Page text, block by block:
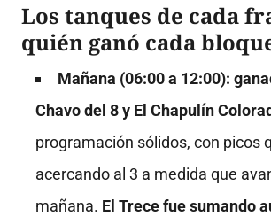
Los tanques de cada
quién ganó cada
Mañana (06:00 a 12:00):
Chavo del 8 y El Chapulín
programación sólidos, con picos
acercando al 3 a medida que
mañana. El Trece fue sumando